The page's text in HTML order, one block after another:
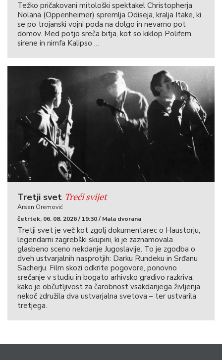
Težko pričakovani mitološki spektakel Christopherja
Nolana (Oppenheimer) spremlja Odiseja, kralja Itake, ki
se po trojanski vojni poda na dolgo in nevarno pot
domov. Med potjo sreča bitja, kot so kiklop Polifem,
sirene in nimfa Kalipso …
Tretji svet Treći svijet
Arsen Oremović
četrtek, 06. 08. 2026 / 19:30 / Mala dvorana
Tretji svet je več kot zgolj dokumentarec o Haustorju,
legendarni zagrebški skupini, ki je zaznamovala
glasbeno sceno nekdanje Jugoslavije. To je zgodba o
dveh ustvarjalnih nasprotjih: Darku Rundeku in Srđanu
Sacherju. Film skozi odkrite pogovore, ponovno
srečanje v studiu in bogato arhivsko gradivo razkriva,
kako je občutljivost za čarobnost vsakdanjega življenja
nekoč združila dva ustvarjalna svetova – ter ustvarila
tretjega.